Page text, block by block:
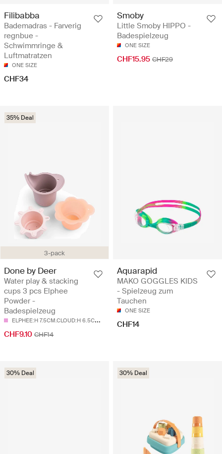
Filibabba
Bademadras - Farverig
regnbue -
Schwimmringe &
Luftmatratzen
ONE SIZE
CHF34
Smoby
Little Smoby HIPPO -
Badespielzeug
ONE SIZE
CHF15.95 CHF29
3-pack
35% Deal
Done by Deer
Water play & stacking
cups 3 pcs Elphee
Powder -
Badespielzeug
E
LPHEE:H 7.5CM.CLOUD:H 6.5CM.SUN:H 5.8CM
CHF9.10 CHF14
Aquarapid
MAKO GOGGLES KIDS
- Spielzeug zum
Tauchen
ONE SIZE
CHF14
30% Deal 30% Deal